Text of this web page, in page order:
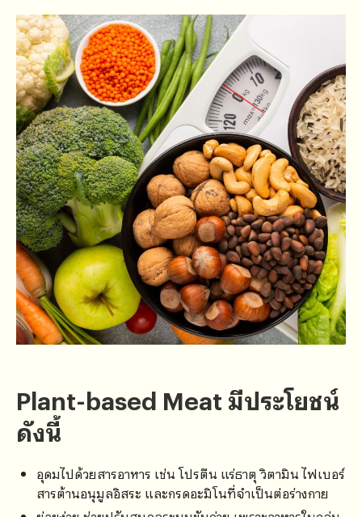
Plant-based Meat มีประโยชน์
ดังนี้
อุดมไปด้วยสารอาหาร เช่น โปรตีน แร่ธาตุ วิตามิน ไฟเบอร์
สารต้านอนุมูลอิสระ และกรดอะมิโนที่จำเป็นต่อร่างกาย